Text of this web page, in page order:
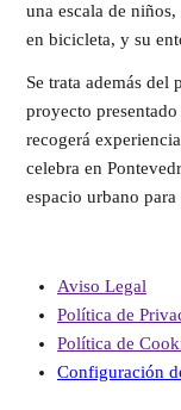
una escala de
en bicicleta, y su
Se trata además del
proyecto
recogerá
celebra en
espacio urbano
Aviso Legal
Política de
Política de
Configuración